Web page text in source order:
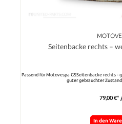
Seitenbacke rechts –
Passend für Motovespa GSSeitenbacke rechts
guter gebrauchter
79,00 €*
In den